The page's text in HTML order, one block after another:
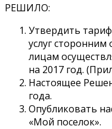
РЕШИЛО:
Утвердить
услуг
лицам
на 2017 год.
Настоящее
года.
Опубликовать
«Мой поселок».